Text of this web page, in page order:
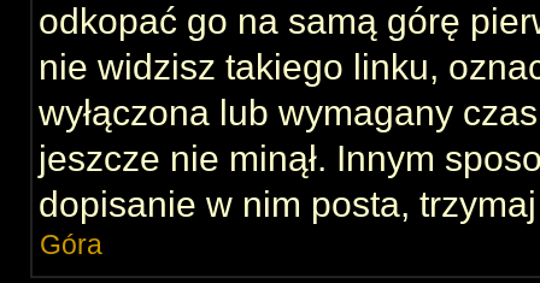
odkopać go na samą górę
nie widzisz takiego linku,
wyłączona lub wymagany
jeszcze nie minął. Innym
dopisanie w nim posta,
Góra